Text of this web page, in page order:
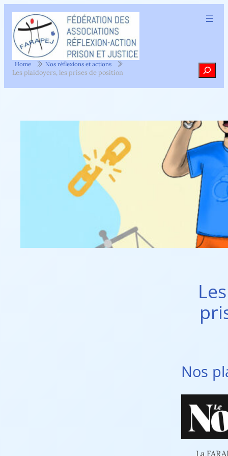
Aller
contenu
Home Nos réflexions et actions
Les plaidoyers, les prises de position
Nos
La